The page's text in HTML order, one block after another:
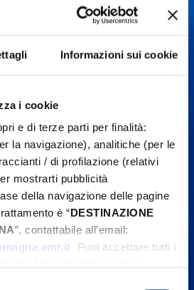
Informazioni sui cookie
i cookie
e di terze parti per finalità:
la navigazione), analitiche (per le
/ di profilazione (relativi
mostrarti pubblicità
della navigazione delle pagine
è “DESTINAZIONE
”, contattabile all'email:
. Puoi accettare tutti i
Organisatoren, bevor Sie